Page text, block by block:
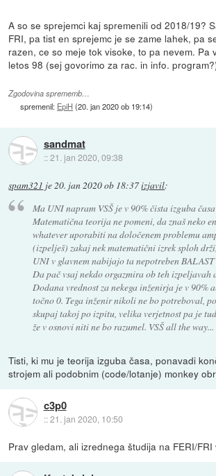
A so se sprejemci kaj spremenili od 2018/19?
FRI, pa tist en sprejemc je se zame lahek, pa
razen, ce so meje tok visoke, to pa nevem. Pa
letos 98 (sej govorimo za rac. in info.
Zgodovina sprememb…
spremenil: EpiH (20. jan 2020 ob 19:14)
sandmat
::21. jan 2020, 09:38
spam321 je20. jan 2020 ob 18:37izjavil:
Ma UNI napram VSŠ je v 90% čista izguba
Matematična teorija ne pomeni, da znaš neko
whatever uporabiti na določenem problemu
(izpelješ) zakaj nek matematični izrek sploh
UNI v glavnem nabijajo ta nepotreben
Da pač vsaj nekdo orgazmira ob teh izpeljavah
Dodana vrednost za nekega inženirja je v 90%
točno 0. Tega inženir nikoli ne bo potreboval,
skupaj takoj po izpitu, velika verjetnost pa je
že v osnovi niti ne bo razumel. VSŠ all the way...
Tisti, ki mu je teorija izguba časa, ponavadi
strojem ali podobnim (code/lotanje) monkey
c3p0
::21. jan 2020, 10:50
Prav gledam, ali izrednega študija na FERI/